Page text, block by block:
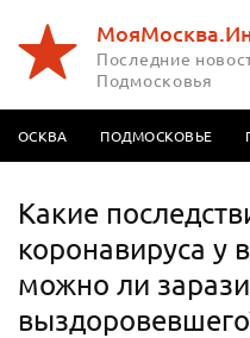
Последние
Подмосковья
МОСКВА ПОДМОСКОВЬЕ
Какие
коронавируса у
можно ли